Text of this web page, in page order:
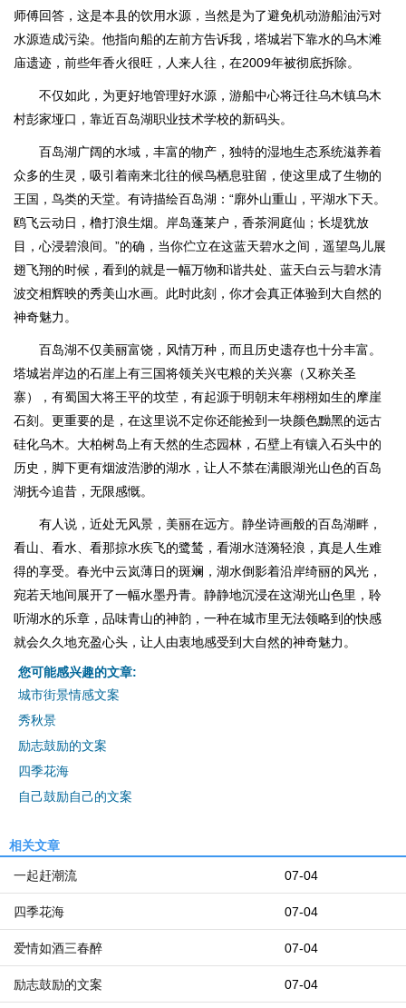
师傅回答，这是本县的饮用水源，当然是为了避免机动游船油污对
水源造成污染。他指向船的左前方告诉我，塔城岩下靠水的乌木滩
庙遗迹，前些年香火很旺，人来人往，在2009年被彻底拆除。
不仅如此，为更好地管理好水源，游船中心将迁往乌木镇乌木
村彭家垭口，靠近百岛湖职业技术学校的新码头。
百岛湖广阔的水域，丰富的物产，独特的湿地生态系统滋养着
众多的生灵，吸引着南来北往的候鸟栖息驻留，使这里成了生物的
王国，鸟类的天堂。有诗描绘百岛湖：“廓外山重山，平湖水下天。
鸥飞云动日，橹打浪生烟。岸岛蓬莱户，香茶洞庭仙；长堤犹放
目，心浸碧浪间。”的确，当你伫立在这蓝天碧水之间，遥望鸟儿展
翅飞翔的时候，看到的就是一幅万物和谐共处、蓝天白云与碧水清
波交相辉映的秀美山水画。此时此刻，你才会真正体验到大自然的
神奇魅力。
百岛湖不仅美丽富饶，风情万种，而且历史遗存也十分丰富。
塔城岩岸边的石崖上有三国将领关兴屯粮的关兴寨（又称关圣
寨），有蜀国大将王平的坟茔，有起源于明朝末年栩栩如生的摩崖
石刻。更重要的是，在这里说不定你还能捡到一块颜色黝黑的远古
硅化乌木。大柏树岛上有天然的生态园林，石壁上有镶入石头中的
历史，脚下更有烟波浩渺的湖水，让人不禁在满眼湖光山色的百岛
湖抚今追昔，无限感慨。
有人说，近处无风景，美丽在远方。静坐诗画般的百岛湖畔，
看山、看水、看那掠水疾飞的鹭鸶，看湖水涟漪轻浪，真是人生难
得的享受。春光中云岚薄日的斑斓，湖水倒影着沿岸绮丽的风光，
宛若天地间展开了一幅水墨丹青。静静地沉浸在这湖光山色里，聆
听湖水的乐章，品味青山的神韵，一种在城市里无法领略到的快感
就会久久地充盈心头，让人由衷地感受到大自然的神奇魅力。
您可能感兴趣的文章:
城市街景情感文案
秀秋景
励志鼓励的文案
四季花海
自己鼓励自己的文案
相关文章
07-04
一起赶潮流
07-04
四季花海
07-04
爱情如酒三春醉
07-04
励志鼓励的文案